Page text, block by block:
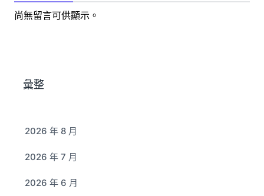
尚無留言可供顯示。
彙整
2026 年 8 月
2026 年 7 月
2026 年 6 月